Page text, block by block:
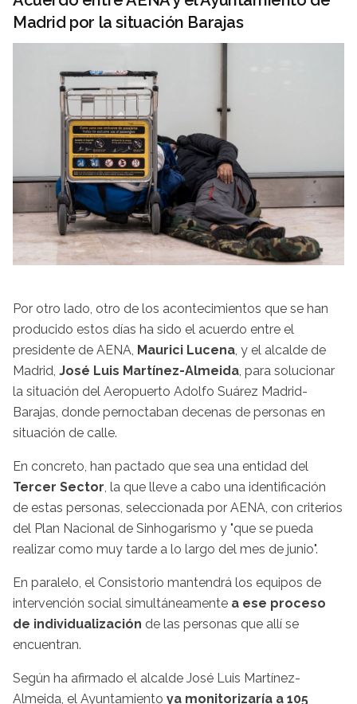
Madrid por la situación Barajas
Por otro lado, otro de los acontecimientos que se han
producido estos días ha sido el acuerdo entre el
presidente de AENA, Maurici Lucena , y el alcalde de
Madrid, José Luis Martínez-Almeida , para solucionar
la situación del Aeropuerto Adolfo Suárez Madrid-
Barajas, donde pernoctaban decenas de personas en
situación de calle.
En concreto, han pactado que sea una entidad del
Tercer Sector , la que lleve a cabo una identificación
de estas personas, seleccionada por AENA, con criterios
del Plan Nacional de Sinhogarismo y "que se pueda
realizar como muy tarde a lo largo del mes de junio".
En paralelo, el Consistorio mantendrá los equipos de
intervención social simultáneamente a ese proceso
de individualización de las personas que allí se
encuentran.
Según ha afirmado el alcalde José Luis Martínez-
Almeida, el Ayuntamiento ya monitorizaría a 105